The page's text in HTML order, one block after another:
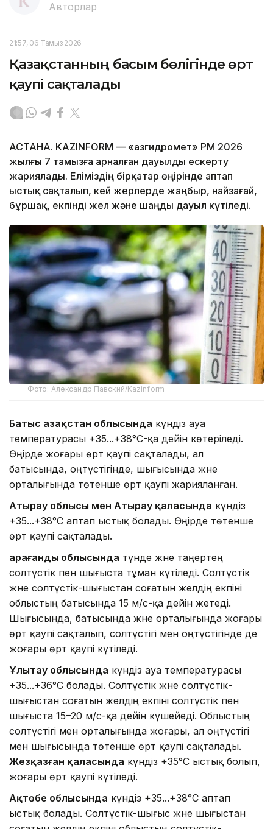
Авторлар
21:57, 06 Тамыз 2026
Қазақстанның басым бөлігінде өрт
қаупі сақталады
АСТАНА. KAZINFORM — «Қазгидромет» РМҚ 2026
жылғы 7 тамызға арналған дауылды ескерту
жариялады. Еліміздің бірқатар өңірінде аптап
ыстық сақталып, кей жерлерде жаңбыр, найзағай,
бұршақ, екпінді жел және шаңды дауыл күтіледі.
Фото: Александр Павский/Kazinform
Батыс Қазақстан облысында күндіз ауа
температурасы +35...+38°C-қа дейін көтеріледі.
Өңірде жоғары өрт қаупі сақталады, ал
батысында, оңтүстігінде, шығысында және
орталығында төтенше өрт қаупі жарияланған.
Атырау облысы мен Атырау қаласында күндіз
+35...+38°C аптап ыстық болады. Өңірде төтенше
өрт қаупі сақталады.
Қарағанды облысында түнде және таңертең
солтүстік пен шығыста тұман күтіледі. Солтүстік
және солтүстік-шығыстан соғатын желдің екпіні
облыстың батысында 15 м/с-қа дейін жетеді.
Шығысында, батысында және орталығында жоғары
өрт қаупі сақталып, солтүстігі мен оңтүстігінде де
жоғары өрт қаупі күтіледі.
Ұлытау облысында күндіз ауа температурасы
+35...+36°C болады. Солтүстік және солтүстік-
шығыстан соғатын желдің екпіні солтүстік пен
шығыста 15–20 м/с-қа дейін күшейеді. Облыстың
солтүстігі мен орталығында жоғары, ал оңтүстігі
мен шығысында төтенше өрт қаупі сақталады.
Жезқазған қаласында күндіз +35°C ыстық болып,
жоғары өрт қаупі күтіледі.
Ақтөбе облысында күндіз +35...+38°C аптап
ыстық болады. Солтүстік-шығыс және шығыстан